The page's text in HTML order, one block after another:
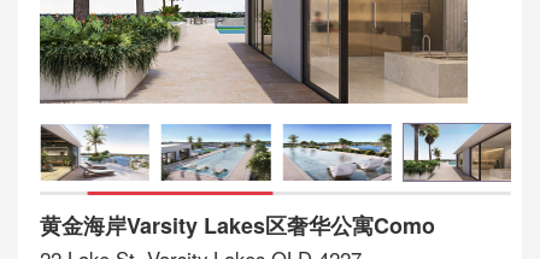
黄金海岸Varsity Lakes区奢华公寓Como